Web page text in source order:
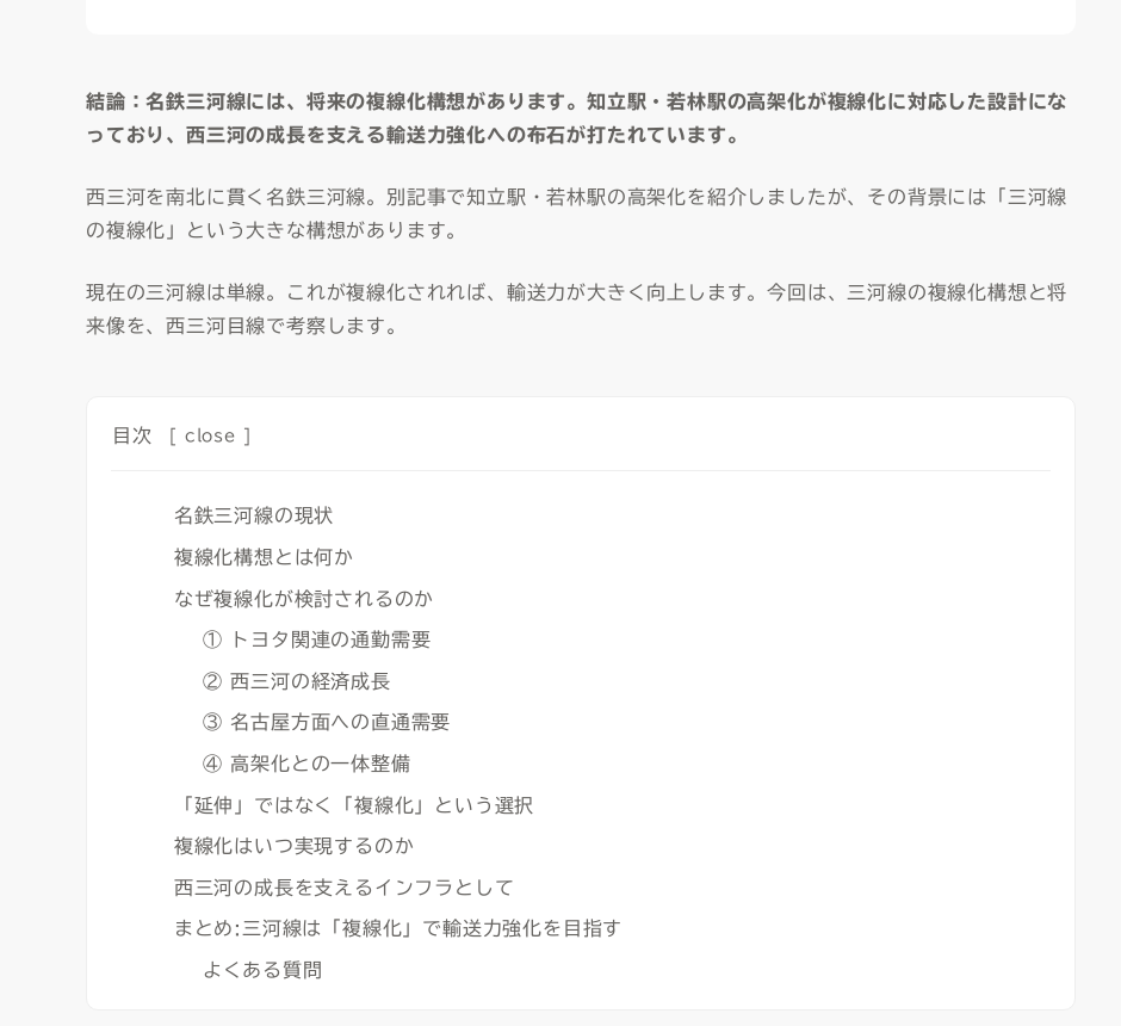
結論：名鉄三河線には、将来の複線化構想があります。知立駅・若林駅の高架化が複線化に対応した設計にな
っており、西三河の成長を支える輸送力強化への布石が打たれています。
西三河を南北に貫く名鉄三河線。別記事で知立駅・若林駅の高架化を紹介しましたが、その背景には「三河線
の複線化」という大きな構想があります。
現在の三河線は単線。これが複線化されれば、輸送力が大きく向上します。今回は、三河線の複線化構想と将
来像を、西三河目線で考察します。
目次 [ close ]
名鉄三河線の現状
複線化構想とは何か
なぜ複線化が検討されるのか
① トヨタ関連の通勤需要
② 西三河の経済成長
③ 名古屋方面への直通需要
④ 高架化との一体整備
「延伸」ではなく「複線化」という選択
複線化はいつ実現するのか
西三河の成長を支えるインフラとして
まとめ:三河線は「複線化」で輸送力強化を目指す
よくある質問